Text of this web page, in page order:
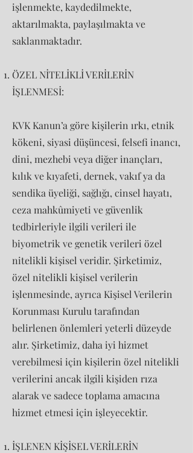
işlenmekte, kaydedilmekte,
aktarılmakta, paylaşılmakta ve
saklanmaktadır.
ÖZEL NİTELİKLİ VERİLERİN
İŞLENMESİ:
KVK Kanun’a göre kişilerin ırkı, etnik
kökeni, siyasi düşüncesi, felsefi inancı,
dini, mezhebi veya diğer inançları,
kılık ve kıyafeti, dernek, vakıf ya da
sendika üyeliği, sağlığı, cinsel hayatı,
ceza mahkûmiyeti ve güvenlik
tedbirleriyle ilgili verileri ile
biyometrik ve genetik verileri özel
nitelikli kişisel veridir. Şirketimiz,
özel nitelikli kişisel verilerin
işlenmesinde, ayrıca Kişisel Verilerin
Korunması Kurulu tarafından
belirlenen önlemleri yeterli düzeyde
alır. Şirketimiz, daha iyi hizmet
verebilmesi için kişilerin özel nitelikli
verilerini ancak ilgili kişiden rıza
alarak ve sadece toplama amacına
hizmet etmesi için işleyecektir.
İŞLENEN KİŞİSEL VERİLERİN